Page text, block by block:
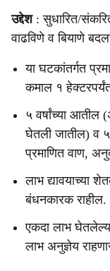
उद्देश: सुधारित/
वाढविणे व बियाणे
या घटकांतर्गत
कमाल १
५ वर्षांच्या आतील
घेतली जातील) व
प्रमाणित वाण,
लाभ द्यावयाच्या
बंधनकारक राहील.
एकदा लाभ
लाभ अनुज्ञेय